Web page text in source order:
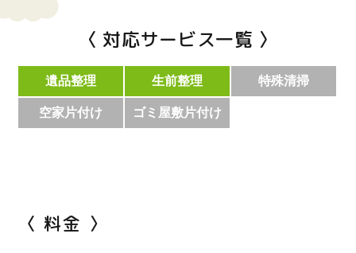
〈 対応サービス一覧 〉
遺品整理 生前整理 特殊清掃
空家片付け ゴミ屋敷片付け
〈 料金 〉